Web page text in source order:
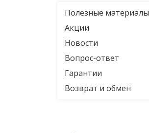
Полезные материалы
Акции
Новости
Вопрос-ответ
Гарантии
Возврат и обмен